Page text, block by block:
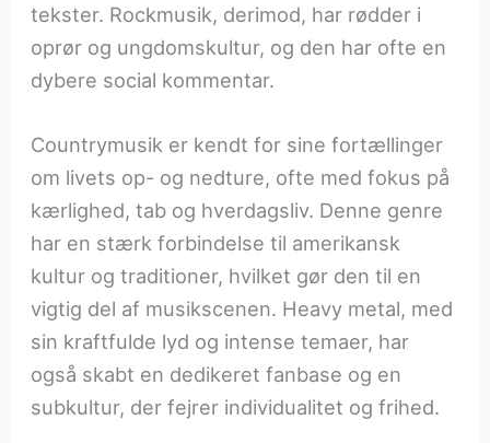
tekster. Rockmusik, derimod, har rødder i
oprør og ungdomskultur, og den har ofte en
dybere social kommentar.
Countrymusik er kendt for sine fortællinger
om livets op- og nedture, ofte med fokus på
kærlighed, tab og hverdagsliv. Denne genre
har en stærk forbindelse til amerikansk
kultur og traditioner, hvilket gør den til en
vigtig del af musikscenen. Heavy metal, med
sin kraftfulde lyd og intense temaer, har
også skabt en dedikeret fanbase og en
subkultur, der fejrer individualitet og frihed.